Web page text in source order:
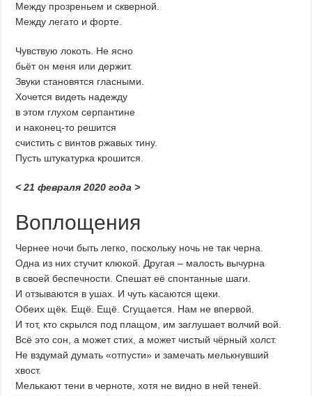
Между прозреньем и скверной.
Между легато и форте.
Чувствую локоть. Не ясно
бьёт он меня или держит.
Звуки становятся гласными.
Хочется видеть надежду
в этом глухом серпантине
и наконец-то решится
счистить с винтов ржавых тину.
Пусть штукатурка крошится.
< 21 февраля 2020 года >
Воплощения
Чернее ночи быть легко, поскольку ночь не так черна.
Одна из них стучит клюкой. Другая – малость вычурна
в своей беспечности. Спешат её спонтанные шаги.
И отзываются в ушах. И чуть касаются щеки.
Обеих щёк. Ещё. Ещё. Сгущается. Нам не впервой.
И тот, кто скрылся под плащом, им заглушает волчий вой.
Всё это сон, а может стих, а может чистый чёрный холст.
Не вздумай думать «отпусти» и замечать мелькнувший
хвост.
Мелькают тени в черноте, хотя не видно в ней теней.